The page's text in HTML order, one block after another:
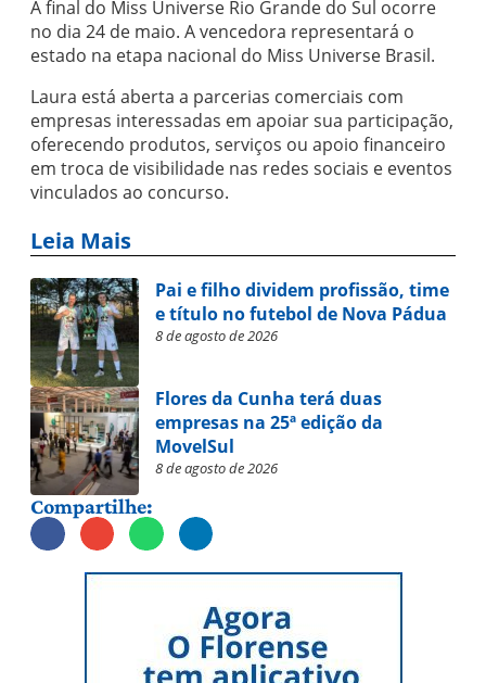
A final do Miss Universe Rio Grande do Sul ocorre
no dia 24 de maio. A vencedora representará o
estado na etapa nacional do Miss Universe Brasil.
Laura está aberta a parcerias comerciais com
empresas interessadas em apoiar sua participação,
oferecendo produtos, serviços ou apoio financeiro
em troca de visibilidade nas redes sociais e eventos
vinculados ao concurso.
Leia Mais
Pai e filho dividem profissão, time
e título no futebol de Nova Pádua
8 de agosto de 2026
Flores da Cunha terá duas
empresas na 25ª edição da
MovelSul
8 de agosto de 2026
Compartilhe: